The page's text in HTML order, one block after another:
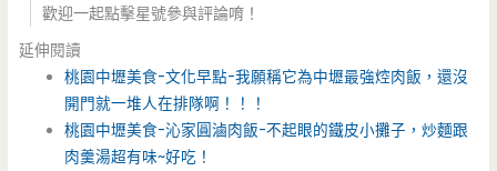
歡迎一起點擊星號參與評論唷！
延伸閱讀
桃園中壢美食-文化早點-我願稱它為中壢最強焢肉飯，還沒
開門就一堆人在排隊啊！！！
桃園中壢美食-沁家圓滷肉飯-不起眼的鐵皮小攤子，炒麵跟
肉羹湯超有味~好吃！